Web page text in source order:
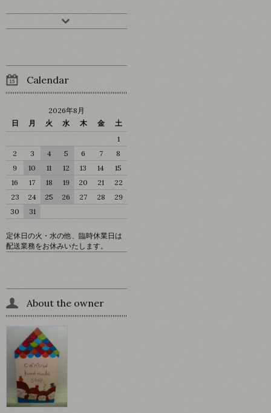
Calendar
2026年8月
日
月 火 水 木 金
土
1
2
3 4 5 6 7
8
9
10 11 12 13 14
15
16
17 18 19 20 21
22
23
24 25 26 27 28
29
30
31
定休日の火・水の他、臨時休業日は
配送業務をお休みいたします。
About the owner